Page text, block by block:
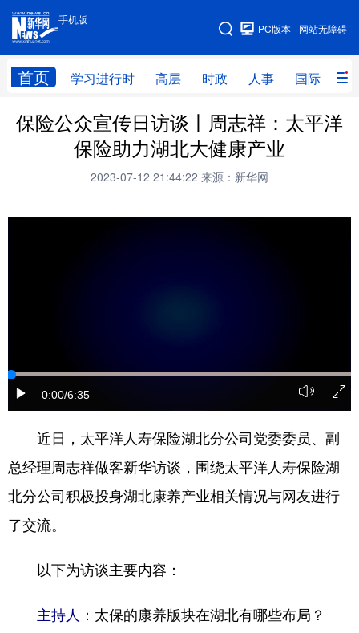
手机版
网站无障碍
PC版本
首页 学习进行时 高层 时政 人事 国际 财
手机版
网站地图
学习进行时 高层 时政 人事
财经 网评
全球连线
科技 科创 量子 体育
学术中国 溯源中国
彩票 娱乐 时尚 悦读
公益 一带一路 亚太网 上市公司
文化产业
北京 天津 河北 山西
保险公众宣传日访谈丨周志祥：太平洋
保险助力湖北大健康产业
2023-07-12 21:44:22 来源：新华网
0:00/6:35
近日，太平洋人寿保险湖北分公司党委委员、副
总经理周志祥做客新华访谈，围绕太平洋人寿保险湖
北分公司积极投身湖北康养产业相关情况与网友进行
了交流。
以下为访谈主要内容：
主持人： 太保的康养版块在湖北有哪些布局？